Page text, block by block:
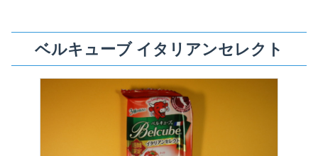
ベルキューブ イタリアンセレクト